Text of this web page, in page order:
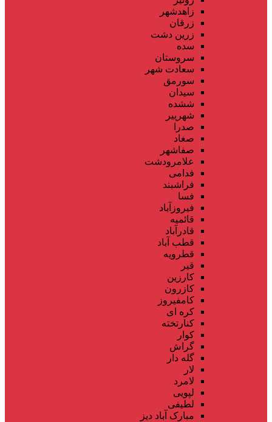
زاهدشهر
زرقان
زرین دشت
سده
سروستان
سعادت شهر
سورمق
سیدان
ششده
شهرپیر
صدرا
صغاد
صفاشهر
علامرودشت
فدامی
فراشبند
فسا
فیروزآباد
قائمیه
قادرآباد
قطب آباد
قطرویه
قیر
کارزین
کازرون
کامفیروز
کره ای
کنارتخته
کوار
گراش
گله دار
لار
لامرد
لپویی
لطیفی
مبارک آباد دیز